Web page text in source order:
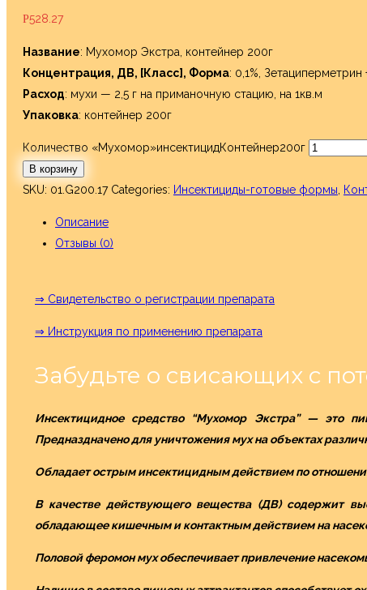
Р528.27
Название: Мухомор Экстра, контейнер 200г
Концентрация, ДВ, [Класс], Форма: 0,1%,
Расход: мухи — 2,5 г на приманочную стацию, на 1кв.м
Упаковка: контейнер 200г
Количество «Мухомор»инсектицидКонтейнер200г
В корзину
SKU:01.G200.17 Categories: Инсектициды-готовые формы,
Описание
Отзывы (0)
⇒ Свидетельство о регистрации препарата
⇒ Инструкция по применению препарата
Забудьте о свисающих с
Инсектицидное средство “Мухомор Экстра” — это
Предназдначено для уничтожения мух на объектах
Обладает острым инсектицидным действием по
В качестве действующего вещества (ДВ) содержит
обладающее кишечным и контактным действием на
Половой феромон мух обеспечивает привлечение